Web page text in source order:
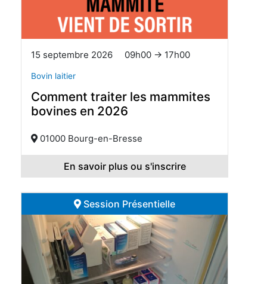
15 septembre 2026 09h00 → 17h00
Bovin laitier
Comment traiter les mammites
bovines en 2026
01000 Bourg-en-Bresse
En savoir plus ou s'inscrire
Session Présentielle